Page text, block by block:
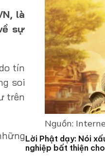
là
sự
tín
soi
trên
Nguồn:
Lời Phật dạy: Nói
nghiệp bất thiện